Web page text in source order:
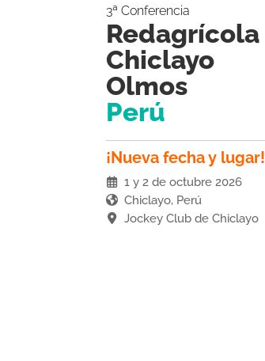
3ª Conferencia
Redagrícola
Chiclayo
Olmos
Perú
¡Nueva fecha y lugar!
1 y 2 de octubre 2026
Chiclayo, Perú
Jockey Club de Chiclayo